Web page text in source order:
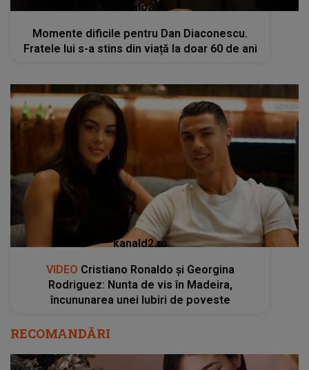
kanald2.ro
Momente dificile pentru Dan Diaconescu.
Fratele lui s-a stins din viață la doar 60 de ani
kanald2.ro
VIDEO Cristiano Ronaldo și Georgina
Rodriguez: Nunta de vis în Madeira,
încununarea unei Iubiri de poveste
RECOMANDĂRI